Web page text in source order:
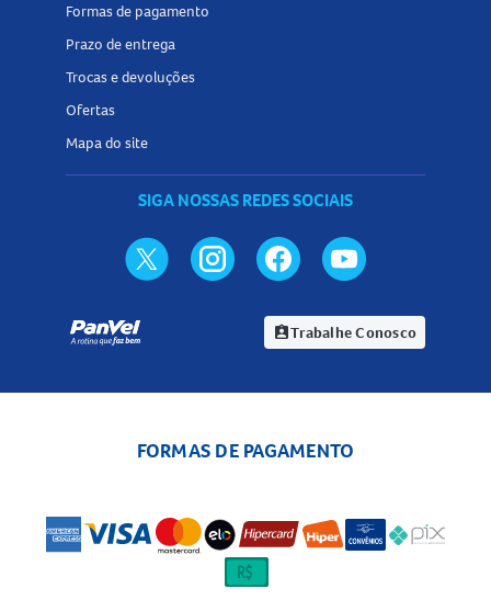
Formas de pagamento
Prazo de entrega
Trocas e devoluções
Ofertas
Mapa do site
SIGA NOSSAS REDES SOCIAIS
assignment_indTrabalhe Conosco
FORMAS DE PAGAMENTO